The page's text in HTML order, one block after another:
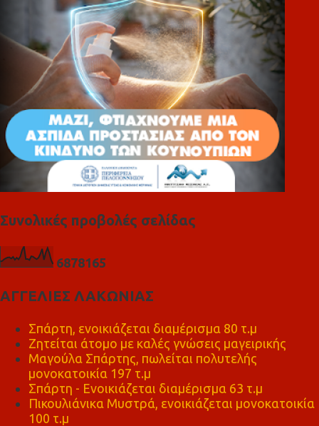
Συνολικές προβολές σελίδας
6878165
ΑΓΓΕΛΙΕΣ ΛΑΚΩΝΙΑΣ
Σπάρτη, ενοικιάζεται διαμέρισμα 80 τ.μ
Ζητείται άτομο με καλές γνώσεις μαγειρικής
Μαγούλα Σπάρτης, πωλείται πολυτελής
μονοκατοικία 197 τ.μ
Σπάρτη - Ενοικιάζεται διαμέρισμα 63 τ.μ
Πικουλιάνικα Μυστρά, ενοικιάζεται μονοκατοικία
100 τ.μ